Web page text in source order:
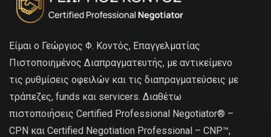
Είμαι ο Γεώργιος Φ. Κοντός, Επαγγελματίας
Πιστοποιημένος Διαπραγματευτής, με αντικείμενο
τις ρυθμίσεις οφειλών και τις διαπραγματεύσεις με
τράπεζες, funds και servicers. Διαθέτω
πιστοποιήσεις Certified Professional Negotiator® –
CPN και Certified Negotiation Professional – CNP™,